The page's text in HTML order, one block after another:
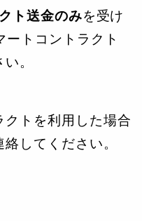
ト送金のみを受け
トコントラクト
。
トを利用した場合
してください。